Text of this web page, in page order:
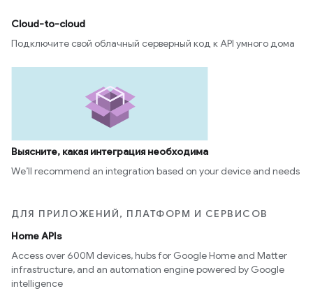
Cloud-to-cloud
Подключите свой облачный серверный код к API умного дома
Выясните, какая интеграция необходима
We’ll recommend an integration based on your device and needs
ДЛЯ ПРИЛОЖЕНИЙ, ПЛАТФОРМ И СЕРВИСОВ
Home APIs
Access over 600M devices, hubs for Google Home and Matter
infrastructure, and an automation engine powered by Google
intelligence